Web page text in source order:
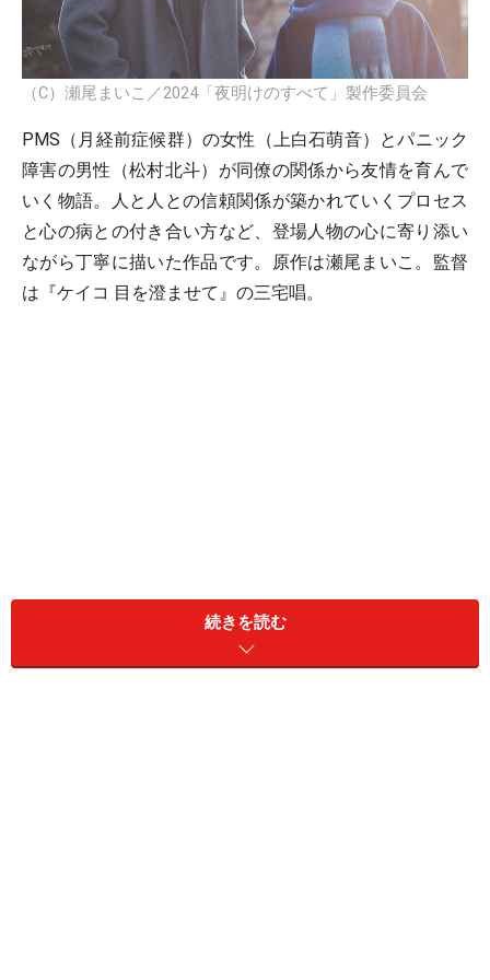
（C）瀬尾まいこ／2024「夜明けのすべて」製作委員会
PMS（月経前症候群）の女性（上白石萌音）とパニック
障害の男性（松村北斗）が同僚の関係から友情を育んで
いく物語。人と人との信頼関係が築かれていくプロセス
と心の病との付き合い方など、登場人物の心に寄り添い
ながら丁寧に描いた作品です。原作は瀬尾まいこ。監督
は『ケイコ 目を澄ませて』の三宅唱。
2：『マッチング』2024年2月23日公開
続きを読む